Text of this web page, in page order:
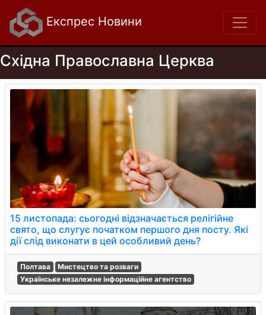
Експрес Новини
Східна Православна Церква
15 листопада: сьогодні відзначається релігійне
свято, що слугує початком першого дня посту. Які
дії слід виконати в цей особливий день?
Полтава
Мистецтво та розваги
Українське незалежне інформаційне агентство